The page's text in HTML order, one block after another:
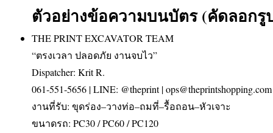
ตัวอย่างข้อความบนบัตร (คัดลอก
THE PRINT EXCAVATOR TEAM
“ตรงเวลา ปลอดภัย งานจบไว”
Dispatcher: Krit R.
061‑551‑5656 | LINE: @theprint | ops@theprintshopping.com
งานที่รับ: ขุดร่อง–วางท่อ–ถมที่–รื้อถอน–หัวเจาะ
ขนาดรถ: PC30 / PC60 / PC120